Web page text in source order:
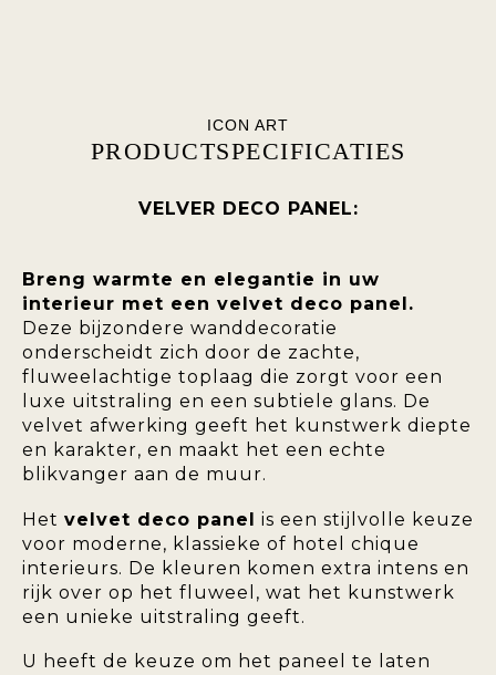
ICON ART
PRODUCTSPECIFICATIES
VELVER DECO PANEL:
Breng warmte en elegantie in uw
interieur met een velvet deco panel.
Deze bijzondere wanddecoratie
onderscheidt zich door de zachte,
fluweelachtige toplaag die zorgt voor een
luxe uitstraling en een subtiele glans. De
velvet afwerking geeft het kunstwerk diepte
en karakter, en maakt het een echte
blikvanger aan de muur.
Het velvet deco panel is een stijlvolle keuze
voor moderne, klassieke of hotel chique
interieurs. De kleuren komen extra intens en
rijk over op het fluweel, wat het kunstwerk
een unieke uitstraling geeft.
U heeft de keuze om het paneel te laten